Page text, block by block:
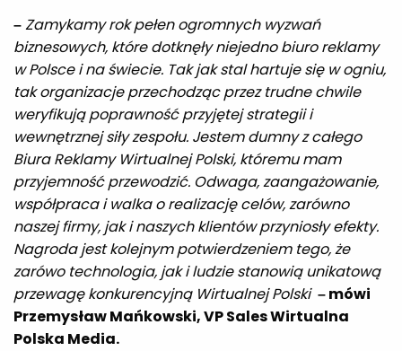
–Zamykamy rok pełen ogromnych wyzwań
biznesowych, które dotknęły niejedno biuro reklamy
w Polsce i na świecie. Tak jak stal hartuje się w ogniu,
tak organizacje przechodząc przez trudne chwile
weryfikują poprawność przyjętej strategii i
wewnętrznej siły zespołu. Jestem dumny z całego
Biura Reklamy Wirtualnej Polski, któremu mam
przyjemność przewodzić. Odwaga, zaangażowanie,
współpraca i walka o realizację celów, zarówno
naszej firmy, jak i naszych klientów przyniosły efekty.
Nagroda jest kolejnym potwierdzeniem tego, że
zarówo technologia, jak i ludzie stanowią unikatową
przewagę konkurencyjną Wirtualnej Polski – mówi
Przemysław Mańkowski, VP Sales Wirtualna
Polska Media.